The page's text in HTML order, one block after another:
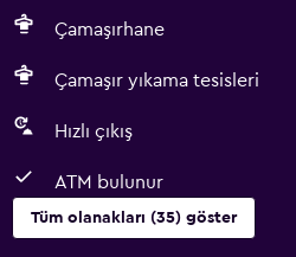
Çamaşırhane
Çamaşır yıkama tesisleri
Hızlı çıkış
ATM bulunur
Tüm olanakları (35) göster